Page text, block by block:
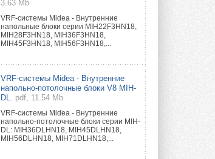
3.63 Mb
VRF-системы Midea - Внутренние
напольные блоки серии MIH22F3HN18,
MIH28F3HN18, MIH36F3HN18,
MIH45F3HN18, MIH56F3HN18,...
VRF-системы Midea - Внутренние
напольно-потолочные блоки V8 MIH-
DL.
pdf, 11.54 Mb
VRF-системы Midea - Внутренние
напольно-потолочные блоки серии MIH-
DL: MIH36DLHN18, MIH45DLHN18,
MIH56DLHN18, MIH71DLHN18,...